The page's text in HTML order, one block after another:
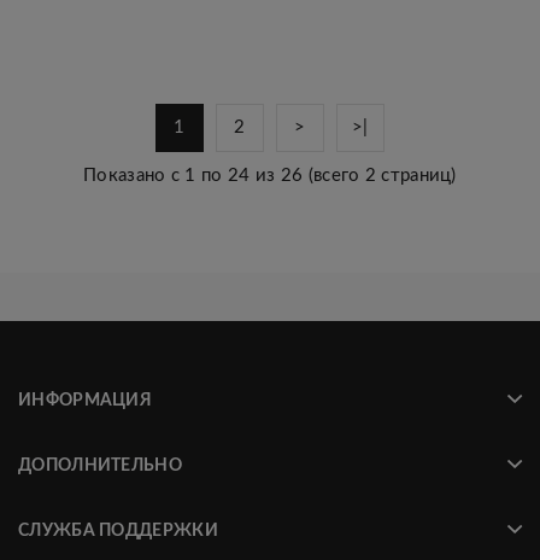
1 2 > >|
Показано с 1 по 24 из 26 (всего 2 страниц)
ИНФОРМАЦИЯ
ДОПОЛНИТЕЛЬНО
СЛУЖБА ПОДДЕРЖКИ